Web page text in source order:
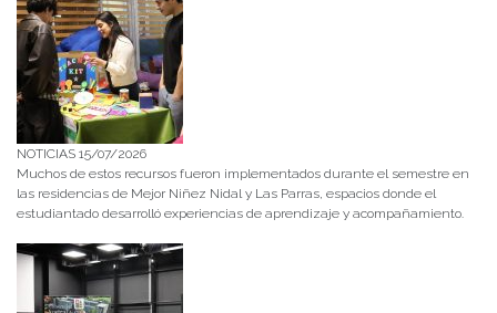
NOTICIAS 15/07/2026
Muchos de estos recursos fueron implementados durante el semestre en
las residencias de Mejor Niñez Nidal y Las Parras, espacios donde el
estudiantado desarrolló experiencias de aprendizaje y acompañamiento.